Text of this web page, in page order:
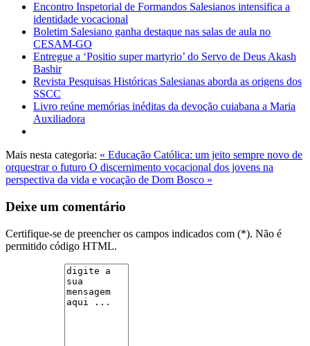
Encontro Inspetorial de Formandos Salesianos intensifica a
identidade vocacional
Boletim Salesiano ganha destaque nas salas de aula no
CESAM-GO
Entregue a ‘Positio super martyrio’ do Servo de Deus Akash
Bashir
Revista Pesquisas Históricas Salesianas aborda as origens dos
SSCC
Livro reúne memórias inéditas da devoção cuiabana a Maria
Auxiliadora
Mais nesta categoria: « Educação Católica: um jeito sempre novo de
orquestrar o futuro O discernimento vocacional dos jovens na
perspectiva da vida e vocação de Dom Bosco »
Deixe um comentário
Certifique-se de preencher os campos indicados com (*). Não é
permitido código HTML.